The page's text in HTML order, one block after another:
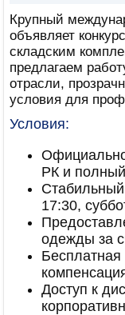
Крупный
объявляет
складским
предлагаем
отрасли,
условия для
Условия:
РК и
17:30,
одежды за
Бесплатная
Доступ к